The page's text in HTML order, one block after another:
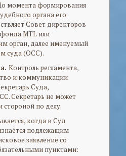
момента формирования
органа его
Совет директоров
MTL или
орган, далее именуемый
суда (ОСС).
Контроль регламента,
и коммуникации
Суда,
Секретарь не может
стороной по делу.
когда в Суд
подлежащим
заявление со
пунктами: